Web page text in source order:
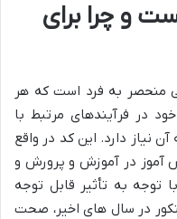
و چرا برای
تحصیلی، یک شناسه ۱۹ رقمی منحصر به فرد است که هر
در فرآیندهای مرتبط با
نیاز دارد. این کد در واقع
آموز در آموزش و پرورش و
به تأثیر قابل توجه
در سال های اخیر، صحت